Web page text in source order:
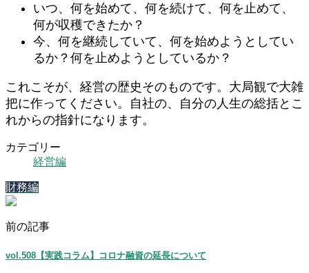
いつ、何を始めて、何を続けて、何を止めて、
何が収穫できたか？
今、何を継続していて、何を始めようとしてい
るか？何を止めようとしているか？
これこそが、経営の歴史そのものです。大局観で大雑
把に作ってください。自社の、自分の人生の総括とこ
れからの指針になります。
カテゴリー
経営編
財務編
前の記事
vol.508【実践コラム】コロナ融資の延長について